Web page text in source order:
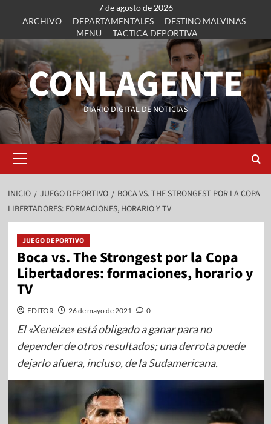
7 de agosto de 2026
ARCHIVO
DEPARTAMENTALES
DESTINO MALVINAS
MENU
TACTICA DEPORTIVA
CONLAGENTE
DIARIO DIGITAL DE NOTICIAS
INICIO JUEGO DEPORTIVO
BOCA VS. THE STRONGEST POR LA COPA
LIBERTADORES: FORMACIONES, HORARIO Y TV
JUEGO DEPORTIVO
Boca vs. The Strongest por la Copa
Libertadores: formaciones, horario y
TV
EDITOR 26 de mayo de 2021 0
El «Xeneize» está obligado a ganar para no
depender de otros resultados; una derrota puede
dejarlo afuera, incluso, de la Sudamericana.